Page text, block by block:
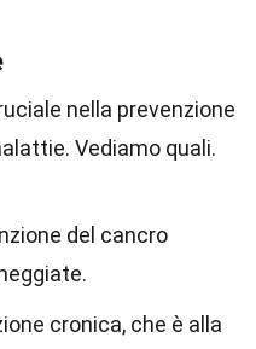
nella prevenzione
Vediamo quali.
del cancro
cronica, che è alla